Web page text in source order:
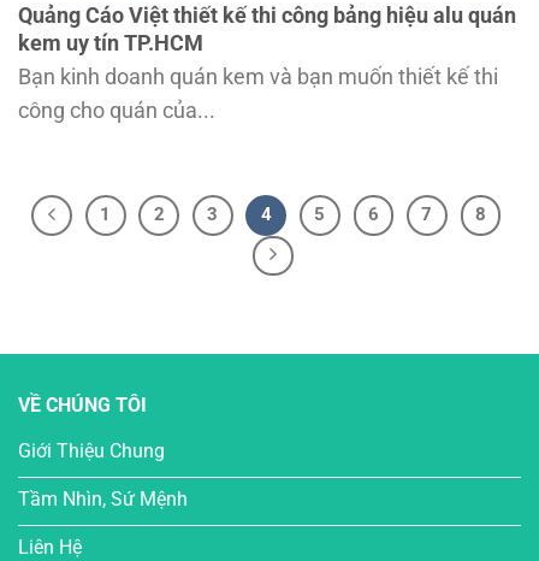
Quảng Cáo Việt thiết kế thi công bảng hiệu alu quán
kem uy tín TP.HCM
Bạn kinh doanh quán kem và bạn muốn thiết kế thi
công cho quán của...
1 2 3 4 5 6 7 8
VỀ CHÚNG TÔI
Giới Thiệu Chung
Tầm Nhìn, Sứ Mệnh
Liên Hệ